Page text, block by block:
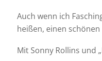
Auch wenn ich
heißen, einen
Mit Sonny Rollins und